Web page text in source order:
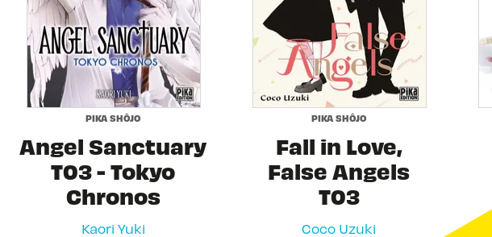
PIKA SHÔJO
Angel Sanctuary
T03 - Tokyo
Chronos
Kaori Yuki
PIKA SHÔJO
Fall in Love,
False Angels
T03
Coco Uzuki